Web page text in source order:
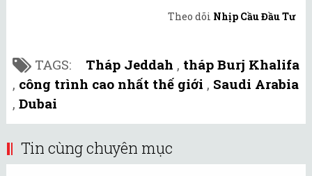
Theo dõi Nhịp Cầu Đầu Tư
TAGS: Tháp Jeddah , tháp Burj Khalifa
, công trình cao nhất thế giới , Saudi Arabia
, Dubai
Tin cùng chuyên mục